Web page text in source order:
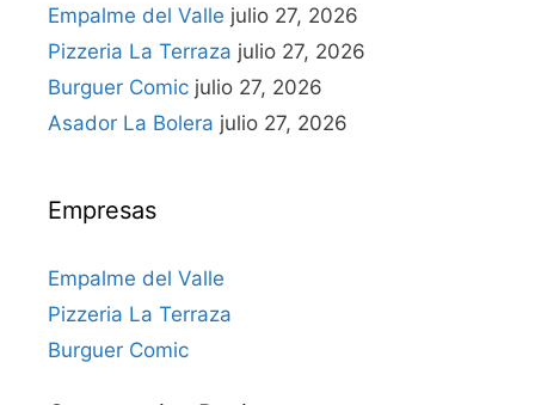
Empalme del Valle julio 27, 2026
Pizzeria La Terraza julio 27, 2026
Burguer Comic julio 27, 2026
Asador La Bolera julio 27, 2026
Empresas
Empalme del Valle
Pizzeria La Terraza
Burguer Comic